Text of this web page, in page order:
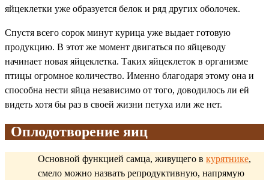
яйцеклетки уже образуется белок и ряд других оболочек.
Спустя всего сорок минут курица уже выдает готовую
продукцию. В этот же момент двигаться по яйцеводу
начинает новая яйцеклетка. Таких яйцеклеток в организме
птицы огромное количество. Именно благодаря этому она и
способна нести яйца независимо от того, доводилось ли ей
видеть хотя бы раз в своей жизни петуха или же нет.
Оплодотворение яиц
Основной функцией самца, живущего в курятнике,
смело можно назвать репродуктивную, напрямую